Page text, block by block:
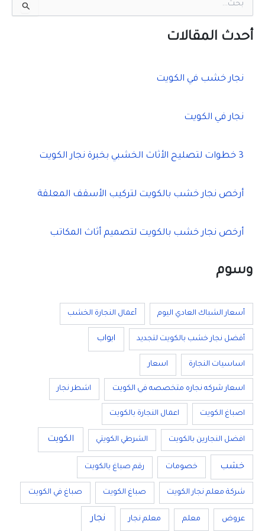
ح
أحدث المقالات
نجار خشب في الكويت
نجار في الكويت
3 خطوات لتصليح الأثاث الخشبي بخبرة نجار الكويت
أرخص نجار خشب بالكويت لتركيب الأسقف المعلقة
أرخص نجار خشب بالكويت لتصميم أثاث المكاتب
وسوم
أسعار الشباك العادي اليوم أعمال النجارة الخشب
أفضل نجار خشب بالكويت لتجديد ابواب
اساسيات النجارة اسعار
اسعار شركه نجاره متخصصه في الكويت اشطر نجار
اصباغ الكويت اعمال النجارة بالكويت
افضل النجارين بالكويت الشرطي الكويتي الكويت
خشب خصومات رقم صباغ بالكويت
شركة معلم نجار الكويت صباغ الكويت صباغ في الكويت
عروض معلم معلم نجار نجار